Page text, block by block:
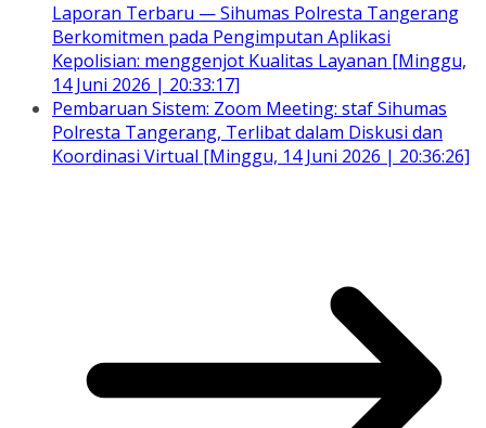
Laporan Terbaru — Sihumas Polresta Tangerang
Berkomitmen pada Pengimputan Aplikasi
Kepolisian: menggenjot Kualitas Layanan [Minggu,
14 Juni 2026 | 20:33:17]
Pembaruan Sistem: Zoom Meeting: staf Sihumas
Polresta Tangerang, Terlibat dalam Diskusi dan
Koordinasi Virtual [Minggu, 14 Juni 2026 | 20:36:26]